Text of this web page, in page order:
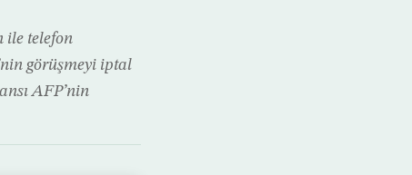
ile telefon
görüşmeyi iptal
AFP’nin